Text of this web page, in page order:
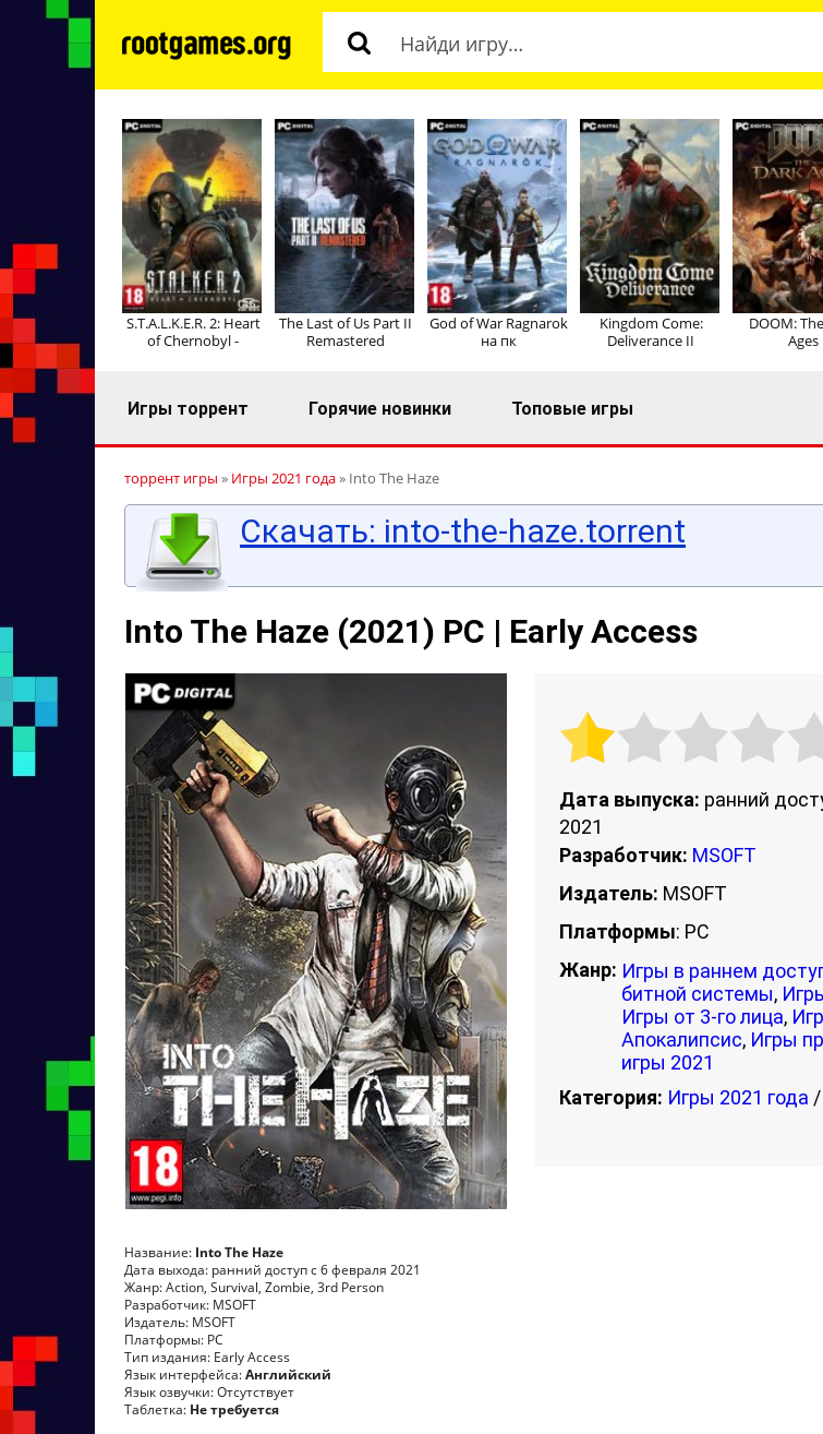
S.T.A.L.K.E.R. 2: Heart
of Chernobyl -
The Last of Us Part II
Remastered
God of War Ragnarok
на пк
Kingdom Come:
Deliverance II
DOOM:
Ages
Игры торрент Горячие новинки Топовые игры
торрент игры » Игры 2021 года» Into The Haze
Скачать: into-the-haze.torrent
Into The Haze (2021) PC | Early Access
Дата выпуска: ранний
2021
Разработчик: MSOFT
Издатель: MSOFT
Платформы: PC
Жанр: Игры в раннем
битной системы,
Игры от 3-го лица,
Апокалипсис, Игры
игры 2021
Категория: Игры 2021 года /
Название: Into The Haze
Дата выхода: ранний доступ с 6 февраля 2021
Жанр: Action, Survival, Zombie, 3rd Person
Разработчик: MSOFT
Издатель: MSOFT
Платформы: PC
Тип издания: Early Access
Язык интерфейса:Английский
Язык озвучки: Отсутствует
Таблетка: Не требуется